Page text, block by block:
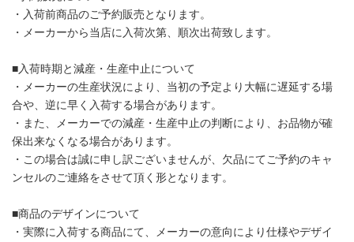
・入荷前商品のご予約販売となります。
・メーカーから当店に入荷次第、順次出荷致します。
■入荷時期と減産・生産中止について
・メーカーの生産状況により、当初の予定より大幅に遅延する場
合や、逆に早く入荷する場合があります。
・また、メーカーでの減産・生産中止の判断により、お品物が確
保出来なくなる場合があります。
・この場合は誠に申し訳ございませんが、欠品にてご予約のキャ
ンセルのご連絡をさせて頂く形となります。
■商品のデザインについて
・実際に入荷する商品にて、メーカーの意向により仕様やデザイ